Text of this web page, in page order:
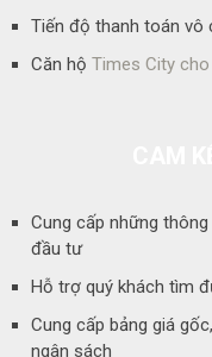
Tiến độ thanh toán
Căn hộ Times City
Cung cấp những
đầu tư
Hỗ trợ quý khách tìm
Cung cấp bảng giá
ngân sách